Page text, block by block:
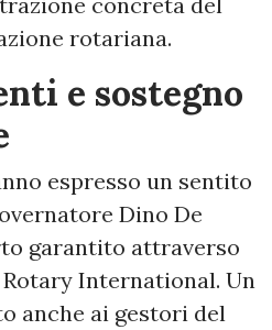
rotariana.
e sostegno
espresso un sentito
Dino De
garantito attraverso
International. Un
anche ai gestori del